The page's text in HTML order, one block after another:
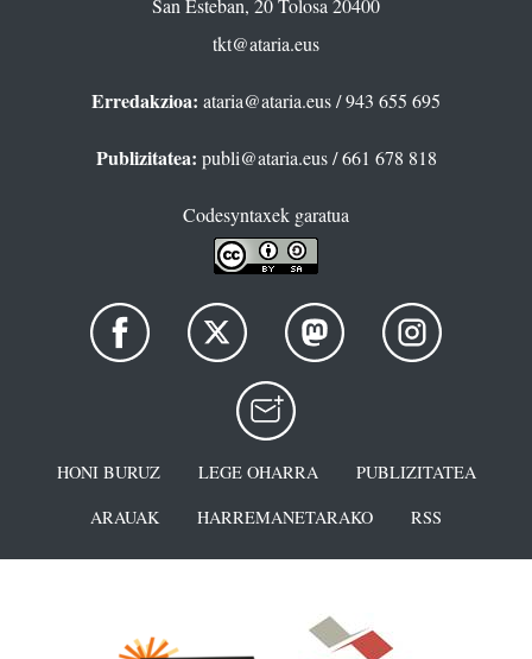
San Esteban, 20 Tolosa 20400
tkt@ataria.eus
Erredakzioa: ataria@ataria.eus/ 943 655 695
Publizitatea: publi@ataria.eus/ 661 678 818
Codesyntaxek garatua
HONI BURUZ LEGE OHARRA
PUBLIZITATEA
ARAUAK
HARREMANETARAKO RSS